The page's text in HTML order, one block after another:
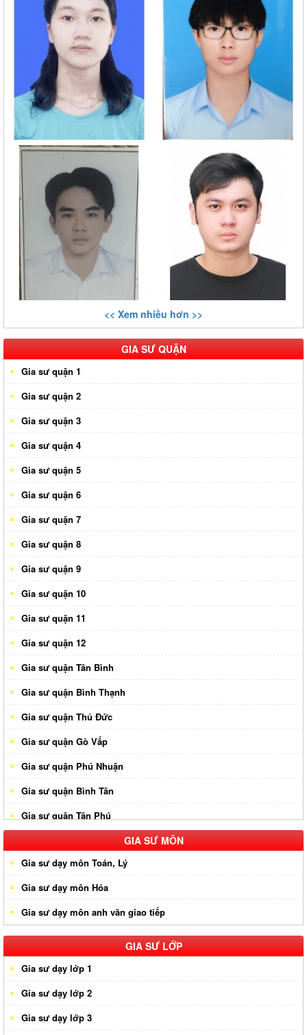
<< Xem nhiều hơn >>
GIA SƯ QUẬN
Gia sư quận 1
Gia sư quận 2
Gia sư quận 3
Gia sư quận 4
Gia sư quận 5
Gia sư quận 6
Gia sư quận 7
Gia sư quận 8
Gia sư quận 9
Gia sư quận 10
Gia sư quận 11
Gia sư quận 12
Gia sư quận Tân Bình
Gia sư quận Bình Thạnh
Gia sư quận Thủ Đức
Gia sư quận Gò Vấp
Gia sư quận Phú Nhuận
Gia sư quận Bình Tân
Gia sư quận Tân Phú
Gia sư huyện Hóc Môn
Gia sư huyện Cần Giờ
Gia sư huyên Bình Chánh
Gia sư huyện Nhà Bè
Gia sư huyện Củ Chi
GIA SƯ MÔN
Gia sư dạy môn Toán, Lý
Gia sư dạy môn Hóa
Gia sư dạy môn anh văn giao tiếp
GIA SƯ LỚP
Gia sư dạy lớp 1
Gia sư dạy lớp 2
Gia sư dạy lớp 3